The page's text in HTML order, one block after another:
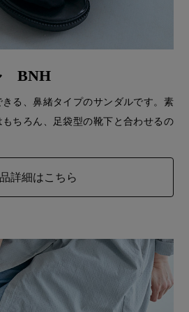
BNH
る、鼻緒タイプのサンダルです。素
ちろん、足袋型の靴下と合わせるの
詳細はこちら